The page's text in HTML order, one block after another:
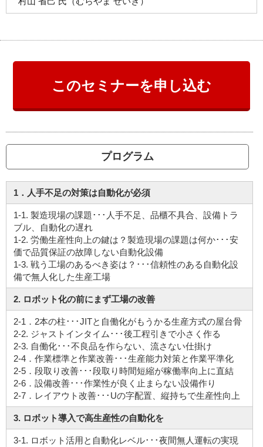
このセミナーを申し込む
プログラム
1．人手不足の対策は自動化が必須
1-1. 製造現場の課題･･･人手不足、品櫃不具合、設備トラ
ブル、自動化の遅れ
1-2. 労働生産性向上の鍵は？製造現場の課題は何か･･･安
価で品質保証の故障しない自動化設備
1-3. 戦う工場のあるべき姿は？･･･信頼性のある自動化設
備で無人化した生産工場
2. ロボット化の前にまず工場の改善
2-1．2本の柱･･･JITと自働化がもうかる生産方式の屋台骨
2-2. ジャストインタイム･･･後工程引きで小さく作る
2-3. 自働化･･･不良品を作らない、流さない仕掛け
2-4．作業標準と作業改善･･･生産能力対策と作業平準化
2-5．段取り改善･･･段取り時間短縮が稼働率向上に直結
2-6．設備改善･･･作業性が良く止まらない設備作り
2-7．レイアウト改善･･･Uの字配置、縦持ちで生産性向上
3. ロボット導入で高生産性の自動化を
3-1. ロボット活用と自動化レベル･･･夜間無人運転の実現